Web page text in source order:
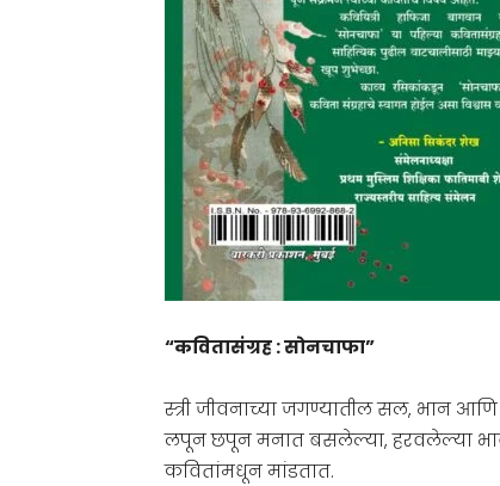
“कवितासंग्रह : सोनचाफा”
स्त्री जीवनाच्या जगण्यातील सल, भान
लपून छपून मनात बसलेल्या, हरवलेल्या
कवितांमधून मांडतात.